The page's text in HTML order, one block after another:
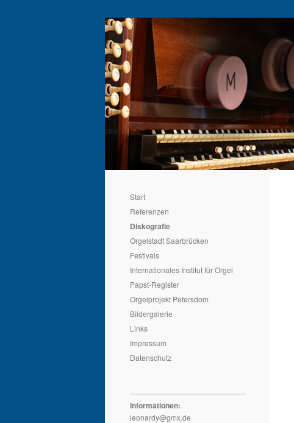
Start
Referenzen
Diskografie
Orgelstadt Saarbrücken
Festivals
Internationales Institut für Orgel
Papst-Register
Orgelprojekt Petersdom
Bildergalerie
Links
Impressum
Datenschutz
Informationen:
leonardy@gmx.de